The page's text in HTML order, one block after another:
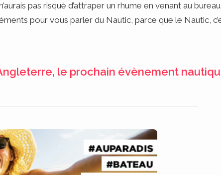
pas risqué d’attraper un rhume en venant au
pour vous parler du Nautic, parce que le Nautic,
le prochain évènement